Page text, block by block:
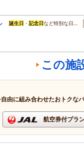
誕生日 ・ 記念日など特別な日…
この施
由に組み合わせたおトクな
航空券付プラ